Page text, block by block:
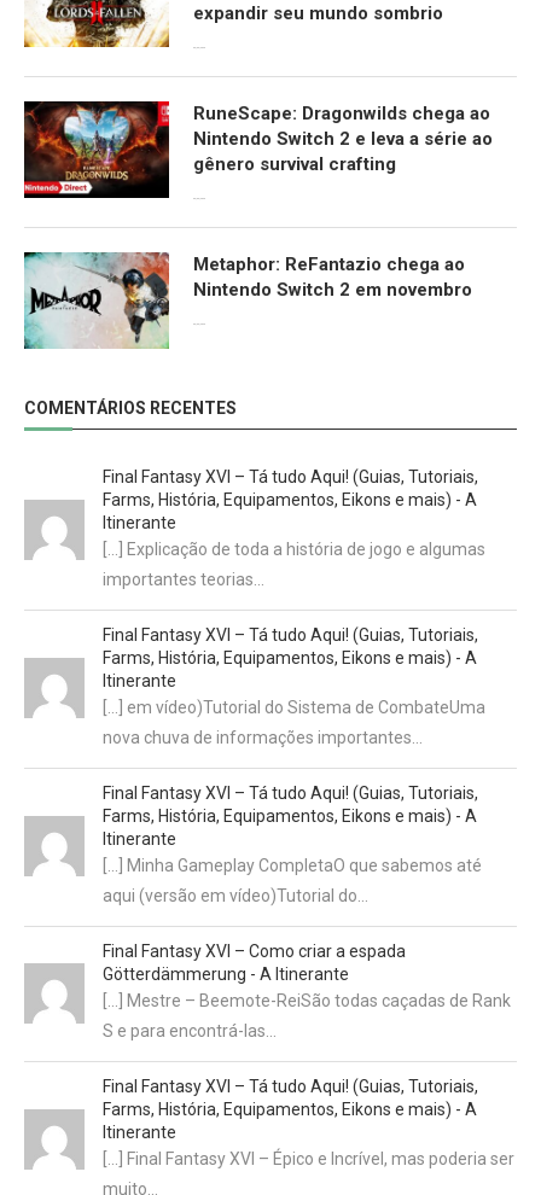
expandir seu mundo sombrio
RuneScape: Dragonwilds chega ao
Nintendo Switch 2 e leva a série ao
gênero survival crafting
Metaphor: ReFantazio chega ao
Nintendo Switch 2 em novembro
COMENTÁRIOS RECENTES
Final Fantasy XVI – Tá tudo Aqui! (Guias, Tutoriais,
Farms, História, Equipamentos, Eikons e mais) - A
Itinerante
[…] Explicação de toda a história de jogo e algumas
importantes teorias…
Final Fantasy XVI – Tá tudo Aqui! (Guias, Tutoriais,
Farms, História, Equipamentos, Eikons e mais) - A
Itinerante
[…] em vídeo)Tutorial do Sistema de CombateUma
nova chuva de informações importantes…
Final Fantasy XVI – Tá tudo Aqui! (Guias, Tutoriais,
Farms, História, Equipamentos, Eikons e mais) - A
Itinerante
[…] Minha Gameplay CompletaO que sabemos até
aqui (versão em vídeo)Tutorial do…
Final Fantasy XVI – Como criar a espada
Götterdämmerung - A Itinerante
[…] Mestre – Beemote-ReiSão todas caçadas de Rank
S e para encontrá-las…
Final Fantasy XVI – Tá tudo Aqui! (Guias, Tutoriais,
Farms, História, Equipamentos, Eikons e mais) - A
Itinerante
[…] Final Fantasy XVI – Épico e Incrível, mas poderia ser
muito…